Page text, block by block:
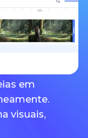
em
visuais,